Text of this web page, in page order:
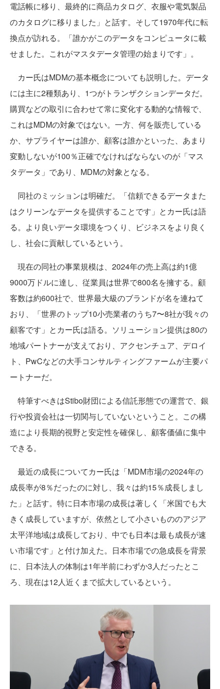
電話帳に移り、最終的に商品カタログ、衣服や電気製品
のカタログに移りました」と話す。そして1970年代に転
換点が訪れる。「誰かがこのデータをコンピュータに載
せました。これがマスタデータ管理の始まりです」。
カー氏はMDMの基本概念についても説明した。データ
には主に2種類あり、1つがトランザクションデータだ。
購買などの取引に合わせて常に変化する動的な情報で、
これはMDMの対象ではない。一方、何を販売している
か、サプライヤーは誰か、顧客は誰かといった、あまり
変動しないが100％正確でなければならないのが「マス
タデータ」であり、MDMの対象となる。
同社のミッションは明確だ。「信頼できるデータまた
はクリーンなデータを提供することです」とカー氏は語
る。より良いデータ環境をつくり、ビジネスをより良く
し、社会に貢献しているという。
現在の同社の事業規模は、2024年の売上高は約1億
9000万ドルに達し、従業員は世界で800名を擁する。顧
客数は約600社で、世界最大級のブランドが名を連ねて
おり、「世界のトップ10小売業者のうち7〜8社が我々の
顧客です」とカー氏は語る。ソリューション提供は80の
地域パートナーが支えており、アクセンチュア、デロイ
ト、PwCなどの大手コンサルティングファームが主要パ
ートナーだ。
特筆すべきはStibo財団による信託形態での運営で、銀
行や投資会社は一切関与していないということ。この構
造により長期的視野と安定性を確保し、顧客価値に集中
できる。
最近の成長についてカー氏は「MDM市場の2024年の
成長率が8％だったのに対し、我々は約15％成長しまし
た」と話す。特に日本市場の成長は著しく「米国でも大
きく成長していますが、依然として小さいもののアジア
太平洋地域は成長しており、中でも日本は最も成長が速
い市場です」と付け加えた。日本市場での急成長を背景
に、日本法人の体制は1年半前にわずか3人だったとこ
ろ、現在は12人近くまで拡大しているという。